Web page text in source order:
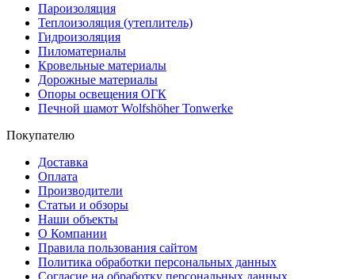
Пароизоляция
Теплоизоляция (утеплитель)
Гидроизоляция
Пиломатериалы
Кровельные материалы
Дорожные материалы
Опоры освещения ОГК
Печной шамот Wolfshöher Tonwerke
Покупателю
Доставка
Оплата
Производители
Статьи и обзоры
Наши объекты
О Компании
Правила пользования сайтом
Политика обработки персональных данных
Согласие на обработку персональных данных